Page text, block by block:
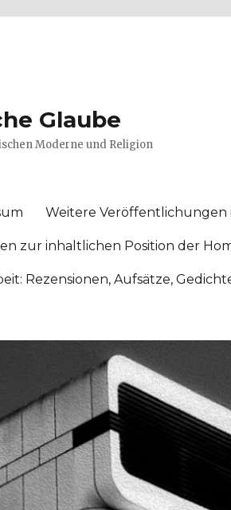
Glaube
Moderne und Religion
Weitere
zur inhaltlichen Position der
Rezensionen, Aufsätze,